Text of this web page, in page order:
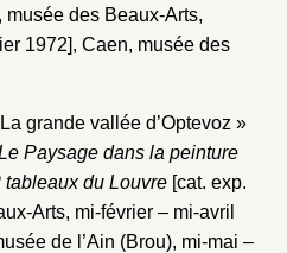
des Beaux-Arts,
1972], Caen, musée des
grande vallée d’Optevoz »
Paysage dans la peinture
du Louvre [cat. exp.
Arts, mi-février – mi-avril
de l’Ain (Brou), mi-mai –